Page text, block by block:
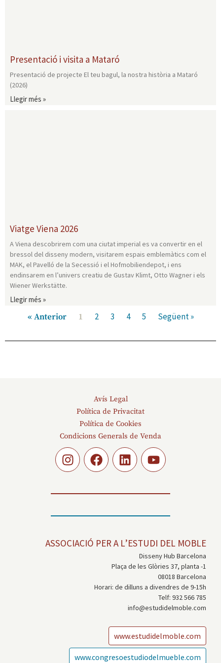
Presentació i visita a Mataró
Presentació de projecte El teu bagul, la nostra història a Mataró
(2026)
Llegir més »
Viatge Viena 2026
A Viena descobrirem com una ciutat imperial es va convertir en el
bressol del disseny modern, visitarem espais emblemàtics com el
MAK, el Pavelló de la Secessió i el Hofmobiliendepot, i ens
endinsarem en l’univers creatiu de Gustav Klimt, Otto Wagner i els
Wiener Werkstätte.
Llegir més »
« Anterior 1 2 3 4 5 Següent »
Avís Legal
Política de Privacitat
Política de Cookies
Condicions Generals de Venda
ASSOCIACIÓ PER A L’ESTUDI DEL MOBLE
Disseny Hub Barcelona
Plaça de les Glòries 37, planta -1
08018 Barcelona
Horari: de dilluns a divendres de 9-15h
Telf: 932 566 785
info@estudidelmoble.com
www.estudidelmoble.com
www.congresoestudiodelmueble.com